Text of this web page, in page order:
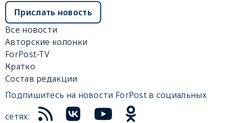
Прислать новость
Все новости
Авторские колонки
ForPost-TV
Кратко
Состав редакции
Подпишитесь на новости ForPost в социальных
сетях: